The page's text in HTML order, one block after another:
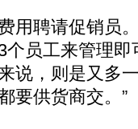
聘请促销员
员工来管理
说，则是又多
要供货商交。”